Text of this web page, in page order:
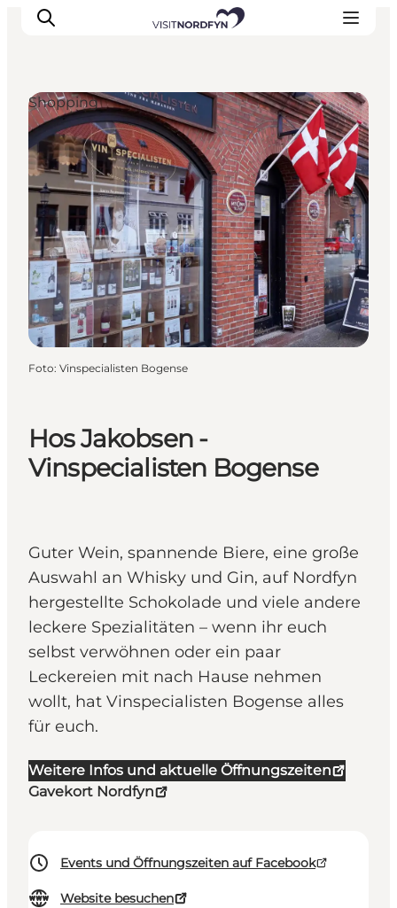
Erleben
Eventkalender
Essen und Trinken
Unterkünfte
Erlebnisbuchung
Für Kinder
Hos Jakobsen -
Vinspecialisten Bogense
Guter Wein, spannende Biere, eine große
Auswahl an Whisky und Gin, auf Nordfyn
hergestellte Schokolade und viele andere
leckere Spezialitäten – wenn ihr euch
selbst verwöhnen oder ein paar
Leckereien mit nach Hause nehmen
wollt, hat Vinspecialisten Bogense alles
für euch.
Weitere Infos und aktuelle Öffnungszeiten
Gavekort Nordfyn
Events und Öffnungszeiten auf Facebook
Website besuchen
Shopping
Foto: Vinspecialisten Bogense